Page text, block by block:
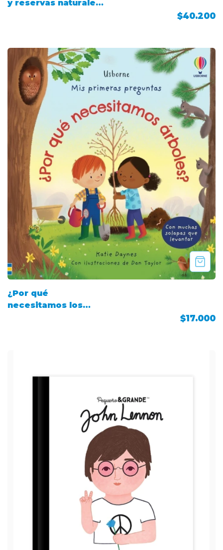
y reservas naturales
$40.200
¿Por qué
necesitamos los
$17.000